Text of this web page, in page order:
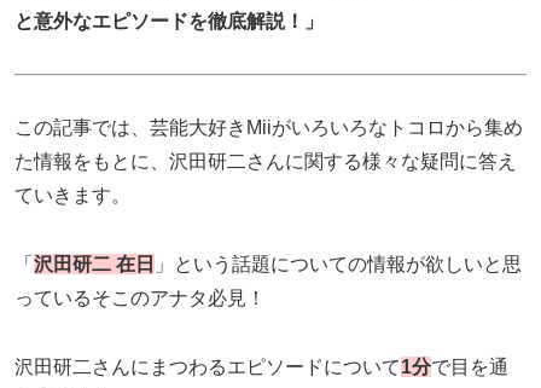
と意外なエピソードを徹底解説！」
この記事では、芸能大好きMiiがいろいろなトコロから集め
た情報をもとに、沢田研二さんに関する様々な疑問に答え
ていきます。
「 沢田研二 在日 」という話題についての情報が欲しいと思
っているそこのアナタ必見！
沢田研二さんにまつわるエピソードについて1分で目を通